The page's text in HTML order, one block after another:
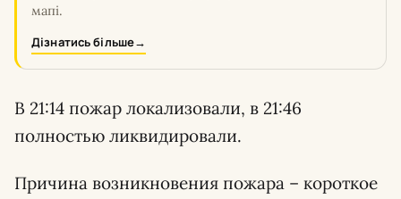
мапі.
Дізнатись більше→
В 21:14 пожар локализовали, в 21:46
полностью ликвидировали.
Причина возникновения пожара – короткое